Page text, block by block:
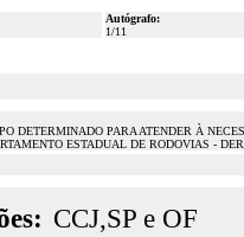
Autógrafo:
1/11
DETERMINADO PARA ATENDER À
ESTADUAL DE RODOVIAS -
CCJ,SP e OF